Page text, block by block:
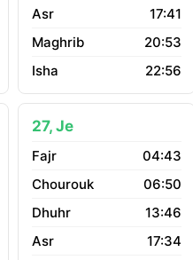
17:41
20:53
22:56
27, Je
04:43
06:50
13:46
17:34